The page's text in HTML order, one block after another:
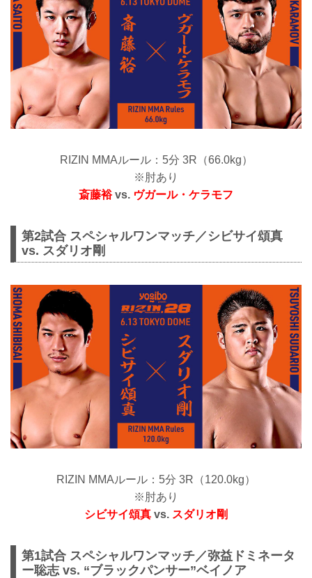
RIZIN MMAルール：5分 3R（66.0kg）
※肘あり
斎藤裕vs. ヴガール・ケラモフ
第2試合 スペシャルワンマッチ／シビサイ頌真
vs. スダリオ剛
RIZIN MMAルール：5分 3R（120.0kg）
※肘あり
シビサイ頌真 vs. スダリオ剛
第1試合 スペシャルワンマッチ／弥益ドミネータ
ー聡志 vs. “ブラックパンサー”ベイノア